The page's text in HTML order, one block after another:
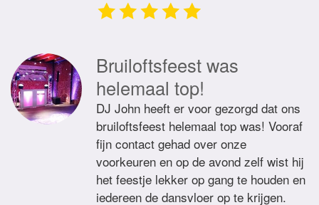
Bruiloftsfeest was
helemaal top!
DJ John heeft er voor gezorgd dat ons
bruiloftsfeest helemaal top was! Vooraf
fijn contact gehad over onze
voorkeuren en op de avond zelf wist hij
het feestje lekker op gang te houden en
iedereen de dansvloer op te krijgen.